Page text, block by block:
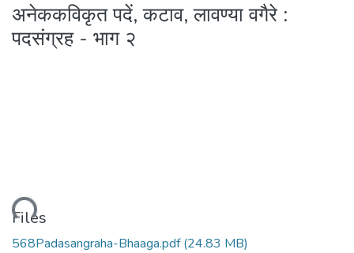
All of DSpace
अनेककविकृत पदें, कटाव, लावण्या वगैरे :
पदसंग्रह - भाग २
Loading...
Files
568Padasangraha-Bhaaga.pdf(24.83 MB)